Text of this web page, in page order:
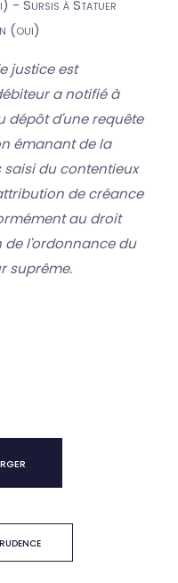
- Sursis à Statuer
(oui)
justice est
a notifié à
dépôt d'une requête
émanant de la
saisi du contentieux
de créance
au droit
de l'ordonnance du
suprême.